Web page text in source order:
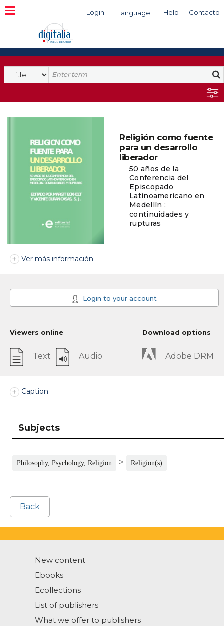
Login Language Help Contacto
Search
Religión como fuente
para un desarrollo
liberador
50 años de la
Conferencia del
Episcopado
Latinoamericano en
Medellín :
continuidades y
rupturas
Ver más información
Login to your account
Viewers online
Text Audio
Download options
Adobe DRM
Caption
Subjects
Philosophy, Psychology, Religion > Religion(s)
Back
New content
Ebooks
Ecollections
List of publishers
What we offer to publishers